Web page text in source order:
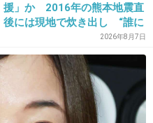
-12
援」か 2016年の熊本地震直
後には現地で炊き出し “誰に
も知られなくて良い”と、むし
ろ強まる福祉活動への思い
2026年8月7日